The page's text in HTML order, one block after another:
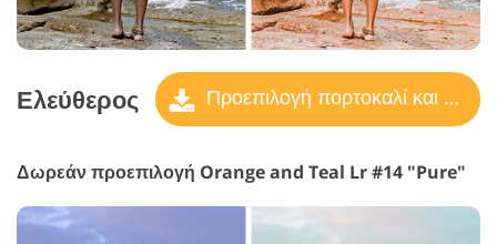
Ελεύθερος Προεπιλογή πορτοκαλί και γαλαζοπράσινο
Δωρεάν προεπιλογή Orange and Teal Lr #14 "Pure"